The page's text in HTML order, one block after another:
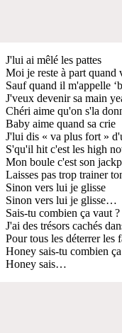
J'lui ai mêlé les pattes
Moi je reste à part quand
Sauf quand il m'appelle
J'veux devenir sa main
Chéri aime qu'on s'la
Baby aime quand sa crie
J'lui dis « va plus fort »
S'qu'il hit c'est les high
Mon boule c'est son
Laisses pas trop trainer
Sinon vers lui je glisse
Sinon vers lui je glisse…
Sais-tu combien ça vaut ?
J'ai des trésors cachés
Pour tous les déterrer les
Honey sais-tu combien
Honey sais…